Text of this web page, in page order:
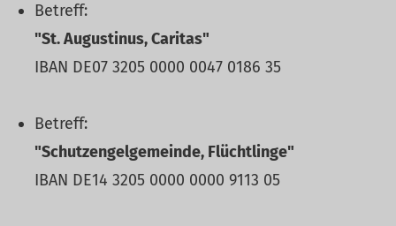
Betreff:
"St. Augustinus, Caritas"
IBAN DE07 3205 0000 0047 0186 35
Betreff:
"Schutzengelgemeinde, Flüchtlinge"
IBAN DE14 3205 0000 0000 9113 05